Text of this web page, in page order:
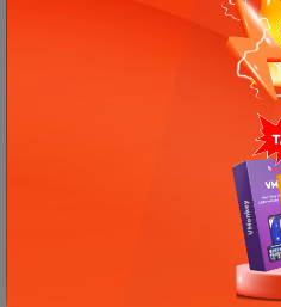
Bài tập về
trong tiếng Anh
Dưới đây là các dạng bài
tiếng Anh, bạn cùng